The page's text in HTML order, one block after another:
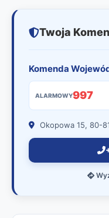
Twoja
Komenda
ALARMOWY997
Okopowa 15, 80-